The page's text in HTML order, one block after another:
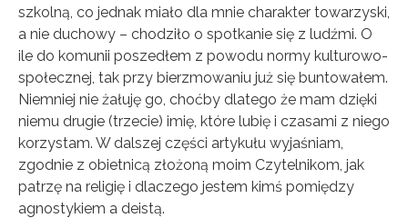
szkolną, co jednak miało dla mnie charakter towarzyski,
a nie duchowy – chodziło o spotkanie się z ludźmi. O
ile do komunii poszedłem z powodu normy kulturowo-
społecznej, tak przy bierzmowaniu już się buntowałem.
Niemniej nie żałuję go, choćby dlatego że mam dzięki
niemu drugie (trzecie) imię, które lubię i czasami z niego
korzystam. W dalszej części artykułu wyjaśniam,
zgodnie z obietnicą złożoną moim Czytelnikom, jak
patrzę na religię i dlaczego jestem kimś pomiędzy
agnostykiem a deistą.